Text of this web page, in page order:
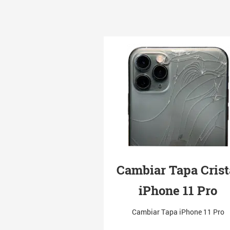
Cambiar Tapa
iPhone 11 Pro
Cambiar Tapa iPhone 11 Pro